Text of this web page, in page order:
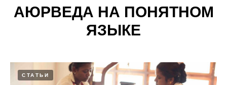
АЮРВЕДА НА ПОНЯТНОМ
ЯЗЫКЕ
СТАТЬИ